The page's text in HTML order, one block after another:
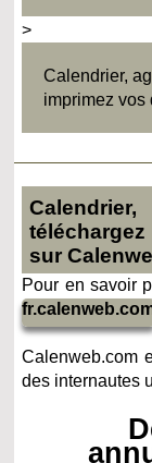
>
Calendrier,
imprimez vos
sur
Pour en savoir
Calenweb.com
des internautes